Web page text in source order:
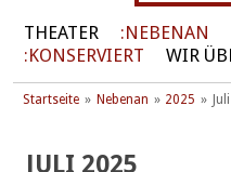
THEATER NEBENAN
KONSERVIERT
WIR
Startseite Nebenan 2025 Juli
JULI 2025